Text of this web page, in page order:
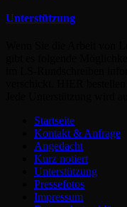
Unterstützung
Startseite
Kontakt & Anfrage
Angedacht
Kurz notiert
Unterstützung
Pressefotos
Impressum